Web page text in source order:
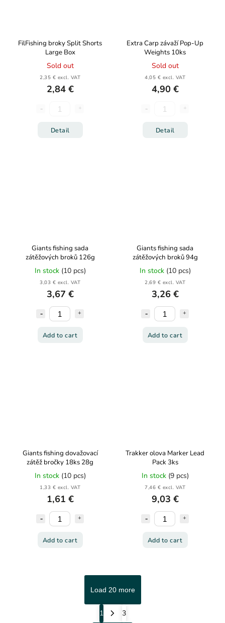
FilFishing broky Split Shorts
Large Box
Sold out
2,35 € excl. VAT
2,84 €
Detail
Extra Carp závaží Pop-Up
Weights 10ks
Sold out
4,05 € excl. VAT
4,90 €
Detail
Giants fishing sada
zátěžových broků 126g
In stock (10 pcs)
3,03 € excl. VAT
3,67 €
Add to cart
Giants fishing sada
zátěžových broků 94g
In stock (10 pcs)
2,69 € excl. VAT
3,26 €
Add to cart
Giants fishing dovažovací
zátěž bročky 18ks 28g
In stock (10 pcs)
1,33 € excl. VAT
1,61 €
Add to cart
Trakker olova Marker Lead
Pack 3ks
In stock (9 pcs)
7,46 € excl. VAT
9,03 €
Add to cart
Load 20 more
1
3